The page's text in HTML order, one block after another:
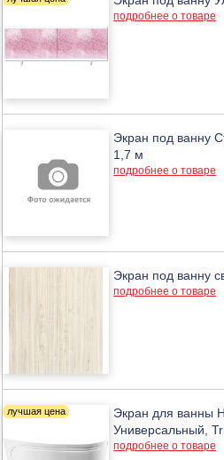
подробнее о товаре
Экран под ванну
1,7 м
подробнее о товаре
Экран под ванну
подробнее о товаре
Экран для ванны
Универсальный,
подробнее о товаре